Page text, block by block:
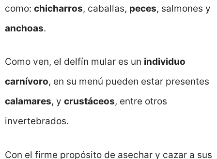
como: chicharros, caballas, peces, salmones y
anchoas.
Como ven, el delfín mular es un individuo
carnívoro, en su menú pueden estar presentes
calamares, y crustáceos, entre otros
invertebrados.
Con el firme propósito de asechar y cazar a sus